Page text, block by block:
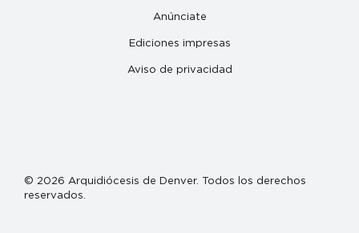
Anúnciate
Ediciones impresas
Aviso de privacidad
© 2026 Arquidiócesis de Denver. Todos los derechos
reservados.